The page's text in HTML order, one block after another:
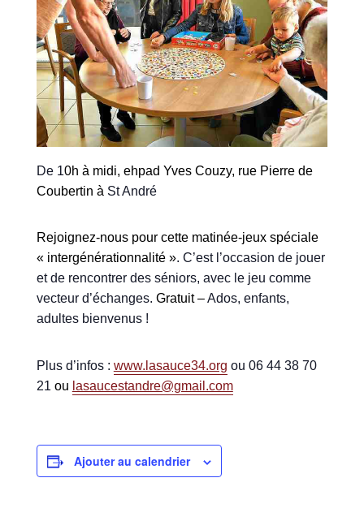
De 10h à midi, ehpad Yves Couzy, rue Pierre de
Coubertin à St André
Rejoignez-nous pour cette matinée-jeux spéciale
« intergénérationnalité ». C’est l’occasion de jouer
et de rencontrer des séniors, avec le jeu comme
vecteur d’échanges. Gratuit –Ados, enfants,
adultes bienvenus !
Plus d’infos : www.lasauce34.org ou 06 44 38 70
21 ou lasaucestandre@gmail.com
Ajouter au calendrier